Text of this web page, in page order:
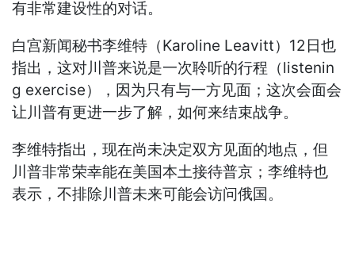
有非常建设性的对话。
白宫新闻秘书李维特（Karoline Leavitt）12日也
指出，这对川普来说是一次聆听的行程（listenin
g exercise），因为只有与一方见面；这次会面会
让川普有更进一步了解，如何来结束战争。
李维特指出，现在尚未决定双方见面的地点，但
川普非常荣幸能在美国本土接待普京；李维特也
表示，不排除川普未来可能会访问俄国。